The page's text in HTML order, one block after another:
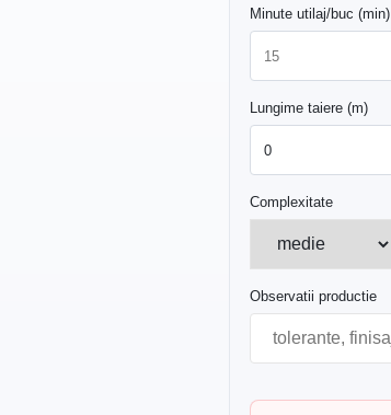
Minute utilaj/buc (min)
Lungime taiere (m)
Complexitate
Observatii productie